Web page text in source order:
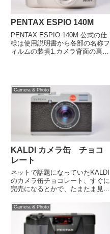
PENTAX ESPIO 140M
PENTAX ESPIO 140M 公式の仕
様は使用説明書から各部の名称フ
ィルムの装填1.カメラ背面の裏蓋
い場所で行いましょう。2.裏蓋を
手前に引いて...
Camera & Photo
KALDI カメラ缶 チョコ
レート
ネットで話題になっていたKALDI
のカメラ缶チョコレート、すぐに
完売になるとかで、たまたま見か
ました。外観はこんな感じです、
意外とシッカリしてるように思わ
れました。カメラのプリントも凝
っていて、レンズやファイン...
Camera & Photo